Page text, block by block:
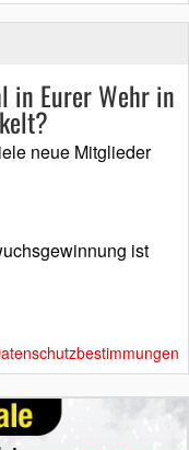
in Eurer Wehr in
neue Mitglieder
ist